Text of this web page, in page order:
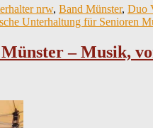
nrw, Band Münster, Duo
Unterhaltung für Senioren
– Musik,